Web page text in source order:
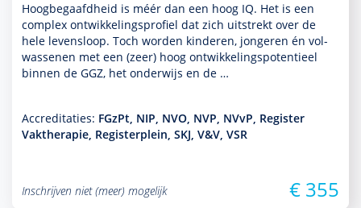
Hoogbegaafdheid is méér dan een hoog IQ. Het is een
complex ont­wikke­lingsprofiel dat zich uitstrekt over de
hele levens­loop. Toch worden kin­de­ren, jongeren én vol­
was­senen met een (zeer) hoog ont­wikke­lingspotentieel
binnen de GGZ, het onder­wijs en de …
Accreditaties: FGzPt, NIP, NVO, NVP, NVvP, Register
Vaktherapie, Registerplein, SKJ, V&V, VSR
Inschrijven niet (meer) mogelijk € 355